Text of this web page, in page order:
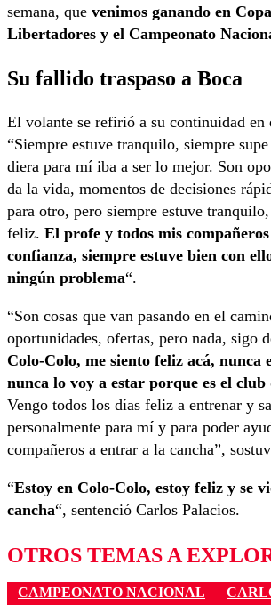
semana, que venimos ganando en
Libertadores y el Campeonato
Su fallido traspaso a Boca
El volante se refirió a su continuidad en
“Siempre estuve tranquilo, siempre
diera para mí iba a ser lo mejor. Son
da la vida, momentos de decisiones
para otro, pero siempre estuve
feliz. El profe y todos mis
confianza, siempre estuve bien con
ningún problema“.
“Son cosas que van pasando en el
oportunidades, ofertas, pero nada, sigo
Colo-Colo, me siento feliz acá, nunca
nunca lo voy a estar porque es el club
Vengo todos los días feliz a entrenar y
personalmente para mí y para poder
compañeros a entrar a la cancha”,
“Estoy en Colo-Colo, estoy feliz y se
cancha“, sentenció Carlos Palacios.
OTROS TEMAS A
CAMPEONATO NACIONAL